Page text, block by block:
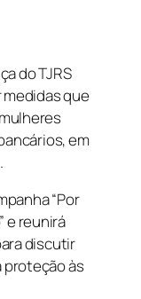
do TJRS
que
em
“Por
e reunirá
discutir
proteção às